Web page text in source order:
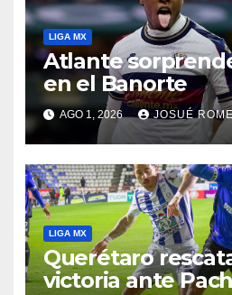
LIGA MX
Atlante
en el Banorte
AGO 1, 2026 JOSUÉ
LIGA MX
Querétaro
victoria ante